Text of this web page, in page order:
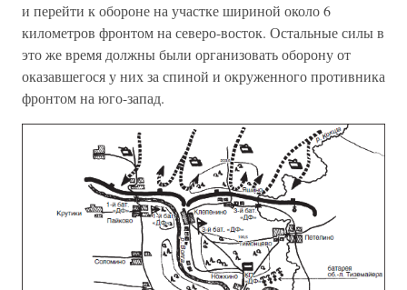
и перейти к обороне на участке шириной около 6
километров фронтом на северо-восток. Остальные силы в
это же время должны были организовать оборону от
оказавшегося у них за спиной и окруженного противника
фронтом на юго-запад.